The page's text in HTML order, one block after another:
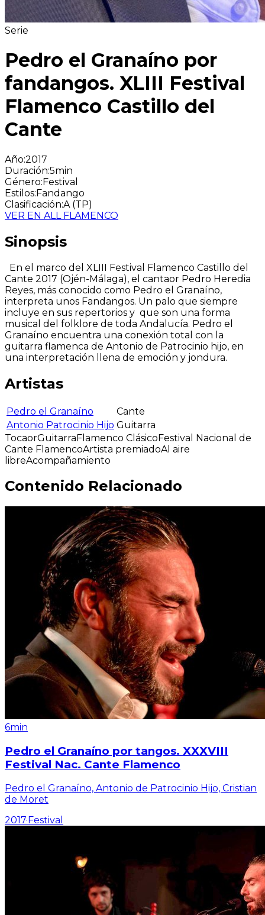
Serie
Pedro el Granaíno por
fandangos. XLIII Festival
Flamenco Castillo del
Cante
Año:2017
Duración:5min
Género:Festival
Estilos:Fandango
Clasificación:A (TP)
VER EN ALL FLAMENCO
Sinopsis
En el marco del XLIII Festival Flamenco Castillo del
Cante 2017 (Ojén-Málaga), el cantaor Pedro Heredia
Reyes, más conocido como Pedro el Granaíno,
interpreta unos Fandangos. Un palo que siempre
incluye en sus repertorios y que son una forma
musical del folklore de toda Andalucía. Pedro el
Granaíno encuentra una conexión total con la
guitarra flamenca de Antonio de Patrocinio hijo, en
una interpretación llena de emoción y jondura.
Artistas
Pedro el Granaíno
Cante
Antonio Patrocinio Hijo Guitarra
TocaorGuitarraFlamenco ClásicoFestival Nacional de
Cante FlamencoArtista premiadoAl aire
libreAcompañamiento
Contenido Relacionado
6min
Pedro el Granaíno por tangos. XXXVIII
Festival Nac. Cante Flamenco
Pedro el Granaíno, Antonio de Patrocinio Hijo, Cristian
de Moret
2017·Festival